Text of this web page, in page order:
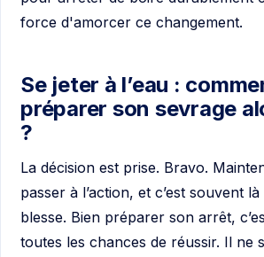
force d'amorcer ce changement.
Se jeter à l’eau :
préparer son sevrage
?
La décision est prise. Bravo.
passer à l’action, et c’est souvent
blesse. Bien préparer son arrêt,
toutes les chances de réussir. Il ne